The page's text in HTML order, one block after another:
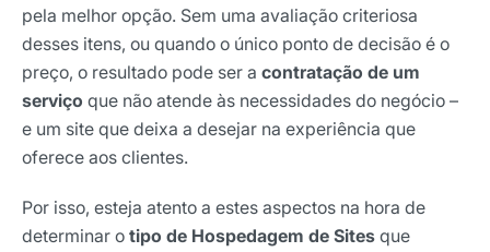
pela melhor opção. Sem uma avaliação criteriosa
desses itens, ou quando o único ponto de decisão é o
preço, o resultado pode ser a contratação de um
serviço que não atende às necessidades do negócio –
e um site que deixa a desejar na experiência que
oferece aos clientes.
Por isso, esteja atento a estes aspectos na hora de
determinar o tipo de Hospedagem de Sites que